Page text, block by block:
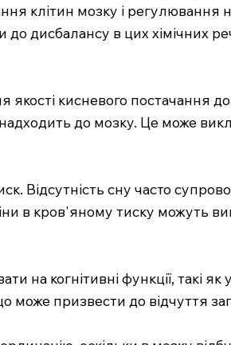
клітин мозку і регулювання
до дисбалансу в цих хімічних
кисневого постачання
до мозку. Це може
Відсутність сну часто
в кров'яному тиску можуть
на когнітивні функції, такі
може призвести до відчуття